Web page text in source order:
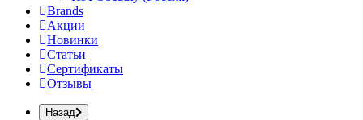
Brands
Акции
Новинки
Статьи
Сертификаты
Отзывы
Назад